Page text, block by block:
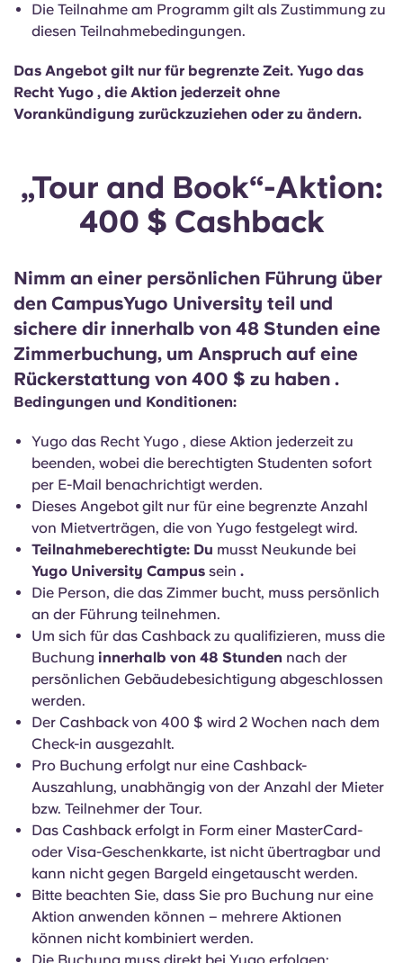
Die Teilnahme am Programm gilt als Zustimmung zu
diesen Teilnahmebedingungen.
Das Angebot gilt nur für begrenzte Zeit. Yugo das
Recht Yugo , die Aktion jederzeit ohne
Vorankündigung zurückzuziehen oder zu ändern.
„Tour and Book“-Aktion:
400 $ Cashback
Nimm an einer persönlichen Führung über
den CampusYugo University teil und
sichere dir innerhalb von 48 Stunden eine
Zimmerbuchung, um Anspruch auf eine
Rückerstattung von 400 $ zu haben .
Bedingungen und Konditionen:
Yugo das Recht Yugo , diese Aktion jederzeit zu
beenden, wobei die berechtigten Studenten sofort
per E-Mail benachrichtigt werden.
Dieses Angebot gilt nur für eine begrenzte Anzahl
von Mietverträgen, die von Yugo festgelegt wird.
Teilnahmeberechtigte: Du musst Neukunde bei
Yugo University Campus sein .
Die Person, die das Zimmer bucht, muss persönlich
an der Führung teilnehmen.
Um sich für das Cashback zu qualifizieren, muss die
Buchung innerhalb von 48 Stunden nach der
persönlichen Gebäudebesichtigung abgeschlossen
werden.
Der Cashback von 400 $ wird 2 Wochen nach dem
Check-in ausgezahlt.
Pro Buchung erfolgt nur eine Cashback-
Auszahlung, unabhängig von der Anzahl der Mieter
bzw. Teilnehmer der Tour.
Das Cashback erfolgt in Form einer MasterCard-
oder Visa-Geschenkkarte, ist nicht übertragbar und
kann nicht gegen Bargeld eingetauscht werden.
Bitte beachten Sie, dass Sie pro Buchung nur eine
Aktion anwenden können – mehrere Aktionen
können nicht kombiniert werden.